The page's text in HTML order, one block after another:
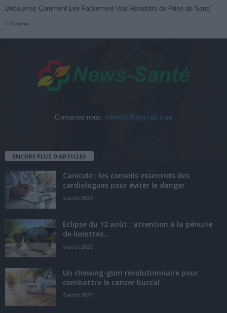
Découvrez Comment Lire Facilement Vos Résultats de Prise de Sang
1.1k views
Contactez-nous: edentify95@gmail.com
ENCORE PLUS D'ARTICLES
Canicule : les conseils essentiels des
cardiologues pour éviter le danger
5 août 2026
Éclipse du 12 août : attention à la pénurie
de lunettes...
5 août 2026
Un chewing-gum révolutionnaire pour
combattre le cancer buccal
5 août 2026